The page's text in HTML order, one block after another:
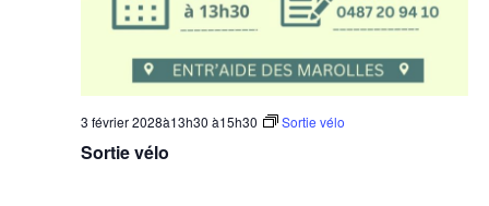
Sortie vélo
3 février 2028à13h30 à15h30 Sortie vélo